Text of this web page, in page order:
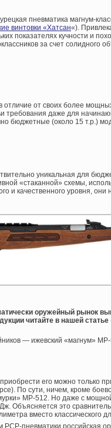
пневматика магнум-
винтовки «Хатсан«).
показателях кучности и
за счет солидного
отличие от своих более
требования даже для
бюджетные (около 15 т.р.)
уникальная для
«стаканной» схемы,
и качественного уровня,
оружейный рынок
читайте в нашей статье
— ижевский «магнум»
его можно только
По сути, ничем, кроме
МР-512. Но даже с
Объясняется это
вместо классического
PCP-пневматики российская